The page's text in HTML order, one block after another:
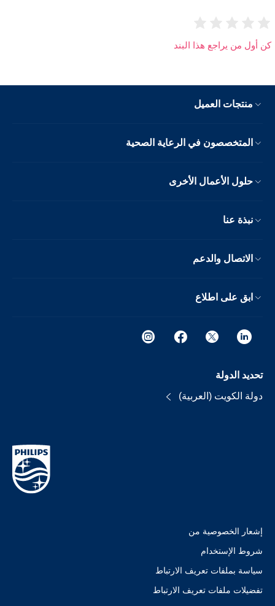
كن أول من يراجع هذا البند
منتجات العميل
المتخصصون في الرعاية الصحية
حلول الأعمال الأخرى
نبذة عنا
الاتصال والدعم
ابق على اطلاع
تحديد الدولة
دولة الكويت (العربية)
إشعار الخصوصية من
شروط الإستخدام
سياسة بملفات تعريف الارتباط
تفضيلات ملفات تعريف الارتباط